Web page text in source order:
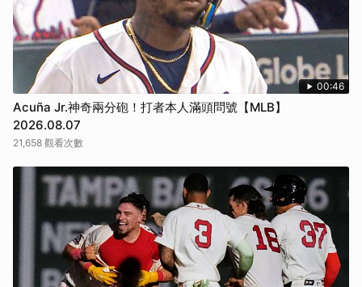
00:46
Acuña Jr.神奇兩分砲！打者本人滿頭問號【MLB】
2026.08.07
21,658 觀看次數